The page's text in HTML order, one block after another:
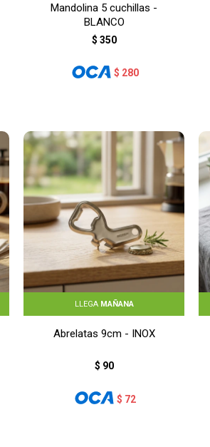
Mandolina 5 cuchillas -
BLANCO
$ 350
$ 280
LLEGA MAÑANA
Abrelatas 9cm - INOX
$ 90
$ 72